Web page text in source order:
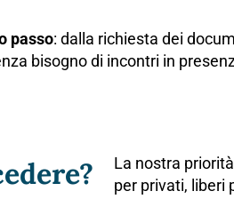
passo: dalla richiesta dei
bisogno di incontri in
La nostra
per privati, liberi